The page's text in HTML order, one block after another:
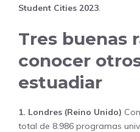
Student Cities 2023.
Tres buenas
conocer
estuadiar
1. Londres (Reino Unido)
total de 8.986 programas